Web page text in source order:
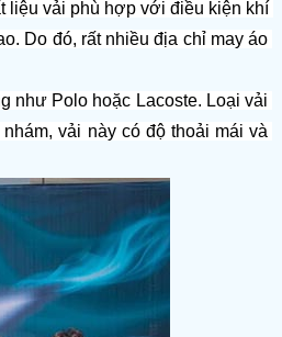
liệu vải phù hợp với điều kiện khí
Do đó, rất nhiều địa chỉ may áo
như Polo hoặc Lacoste. Loại vải
vải này có độ thoải mái và